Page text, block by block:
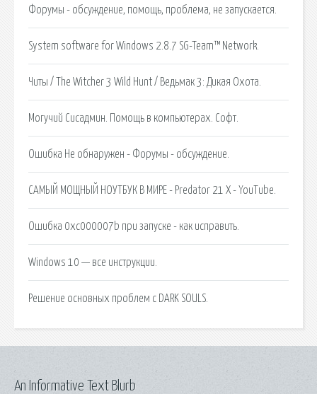
Форумы - обсуждение, помощь, проблема, не запускается.
System software for Windows 2.8.7 SG-Team™ Network.
Читы / The Witcher 3 Wild Hunt / Ведьмак 3: Дикая Охота.
Могучий Сисадмин. Помощь в компьютерах. Софт.
Ошибка Не обнаружен - Форумы - обсуждение.
САМЫЙ МОЩНЫЙ НОУТБУК В МИРЕ - Predator 21 X - YouTube.
Ошибка 0xc000007b при запуске - как исправить.
Windows 10 — все инструкции.
Решение основных проблем с DARK SOULS.
An Informative Text Blurb